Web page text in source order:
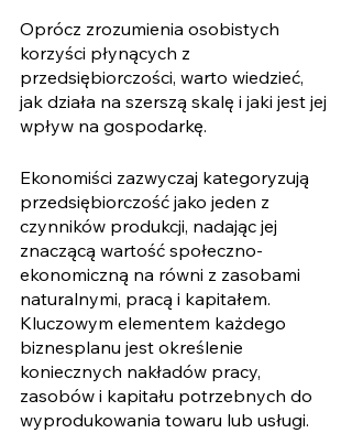
Oprócz zrozumienia osobistych
korzyści płynących z
przedsiębiorczości, warto wiedzieć,
jak działa na szerszą skalę i jaki jest jej
wpływ na gospodarkę.
Ekonomiści zazwyczaj kategoryzują
przedsiębiorczość jako jeden z
czynników produkcji, nadając jej
znaczącą wartość społeczno-
ekonomiczną na równi z zasobami
naturalnymi, pracą i kapitałem.
Kluczowym elementem każdego
biznesplanu jest określenie
koniecznych nakładów pracy,
zasobów i kapitału potrzebnych do
wyprodukowania towaru lub usługi.